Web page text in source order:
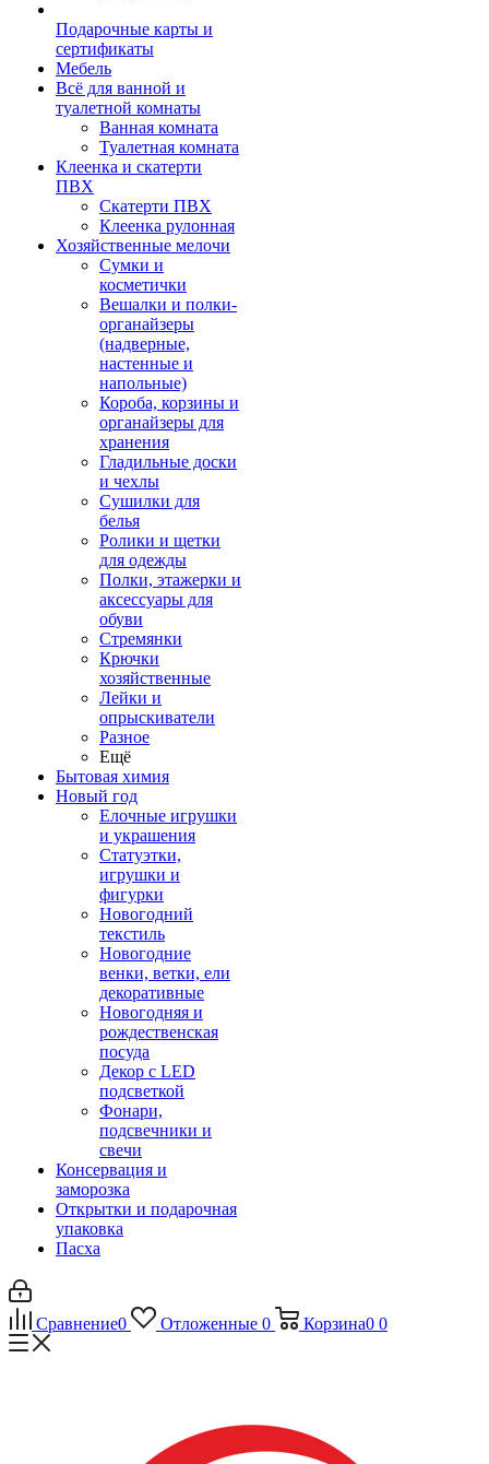
Подарочные карты и
сертификаты
Мебель
Всё для ванной и
туалетной комнаты
Ванная комната
Туалетная комната
Клеенка и скатерти
ПВХ
Скатерти ПВХ
Клеенка рулонная
Хозяйственные мелочи
Сумки и
косметички
Вешалки и полки-
органайзеры
(надверные,
настенные и
напольные)
Короба, корзины и
органайзеры для
хранения
Гладильные доски
и чехлы
Сушилки для
белья
Ролики и щетки
для одежды
Полки, этажерки и
аксессуары для
обуви
Стремянки
Крючки
хозяйственные
Лейки и
опрыскиватели
Разное
Ещё
Бытовая химия
Новый год
Елочные игрушки
и украшения
Статуэтки,
игрушки и
фигурки
Новогодний
текстиль
Новогодние
венки, ветки, ели
декоративные
Новогодняя и
рождественская
посуда
Декор с LED
подсветкой
Фонари,
подсвечники и
свечи
Консервация и
заморозка
Открытки и подарочная
упаковка
Пасха
Сравнение0 Отложенные 0 Корзина0 0